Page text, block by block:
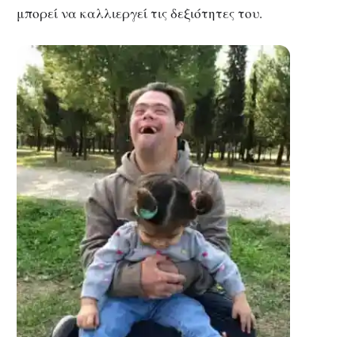
μπορεί να καλλιεργεί τις δεξιότητες του.